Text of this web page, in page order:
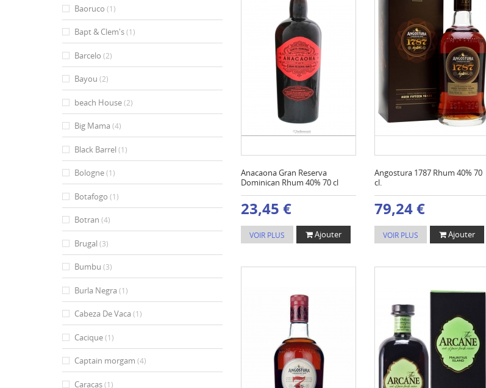
Baoruco (1)
Bapt & Clem's(1)
Barcelo (2)
Bayou (2)
beach House(2)
Big Mama (4)
Black Barrel (1)
Bologne(1)
Botafogo (1)
Botran (4)
Brugal (3)
Bumbu (3)
Burla Negra (1)
Cabeza De Vaca (1)
Cacique(1)
Captain morgam (4)
Caracas(1)
Anacaona Gran Reserva
Dominican Rhum 40% 70 cl
23,45 €
VOIR PLUS Ajouter
Angostura 1787 Rhum 40% 70
cl.
79,24 €
VOIR PLUS Ajouter